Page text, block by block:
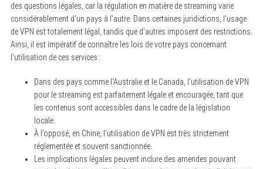
des questions légales, car la régulation en matière de streaming varie
considérablement d’un pays à l’autre. Dans certaines juridictions, l’usage
de VPN est totalement légal, tandis que d’autres imposent des restrictions.
Ainsi, il est impératif de connaître les lois de votre pays concernant
l’utilisation de ces services :
Dans des pays comme l’Australie et le Canada, l’utilisation de VPN
pour le streaming est parfaitement légale et encouragée, tant que
les contenus sont accessibles dans le cadre de la législation
locale.
À l’opposé, en Chine, l’utilisation de VPN est très strictement
réglementée et souvent sanctionnée.
Les implications légales peuvent inclure des amendes pouvant